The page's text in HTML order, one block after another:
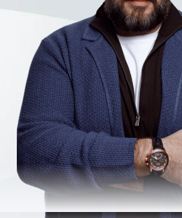
Приглашенные гости —
выпускники МИПИП
Конкретные кейсы-результаты
в профессии и жизни
Искренние и вдохновляющие
личные истории
Живое общение сТОП-1
психологом России